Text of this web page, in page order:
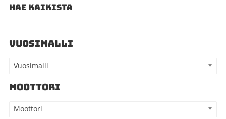
HAE KAIKISTA
VUOSIMALLI
Vuosimalli
MOOTTORI
Moottori